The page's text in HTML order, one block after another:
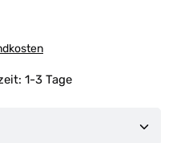
1-3 Tage
gewünschten Wert